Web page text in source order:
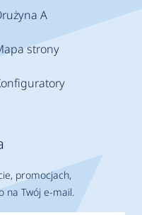
A
strony
promocjach,
na Twój e-mail.